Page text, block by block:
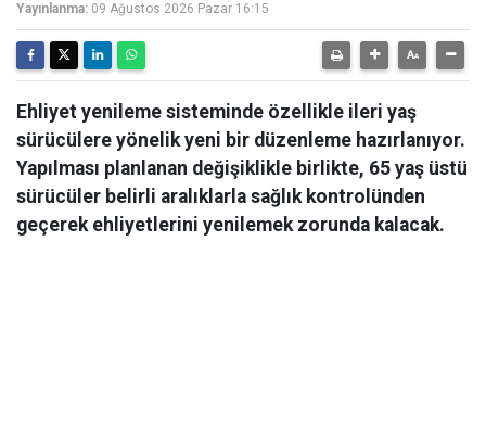
Yayınlanma: 09 Ağustos 2026 Pazar 16:15
Ehliyet yenileme sisteminde özellikle ileri yaş
sürücülere yönelik yeni bir düzenleme hazırlanıyor.
Yapılması planlanan değişiklikle birlikte, 65 yaş üstü
sürücüler belirli aralıklarla sağlık kontrolünden
geçerek ehliyetlerini yenilemek zorunda kalacak.